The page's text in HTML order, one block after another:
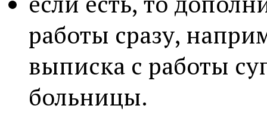
работы сразу,
выписка с работы
больницы.